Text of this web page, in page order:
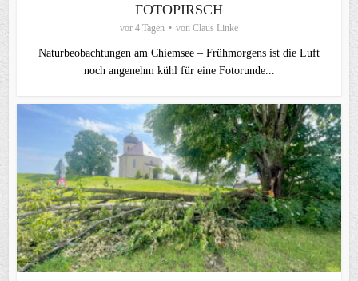
FOTOPIRSCH
vor 4 Tagen von Claus Linke
Naturbeobachtungen am Chiemsee – Frühmorgens ist die Luft
noch angenehm kühl für eine Fotorunde...